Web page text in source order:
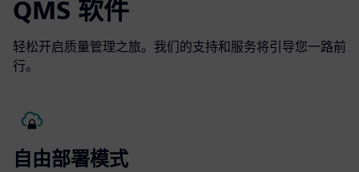
QMS 软件
轻松开启质量管理之旅。我们的支持和服务将引导您一路前
行。
自由部署模式